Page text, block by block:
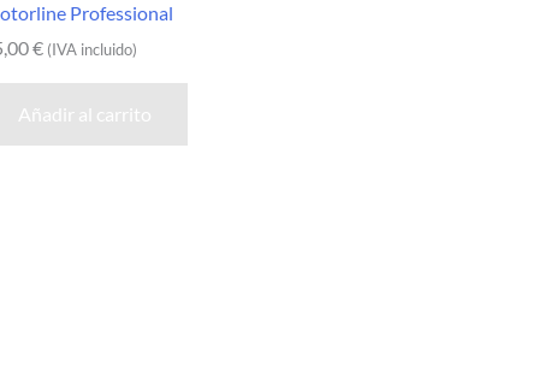
Professional
€ (IVA incluido)
Añadir al carrito